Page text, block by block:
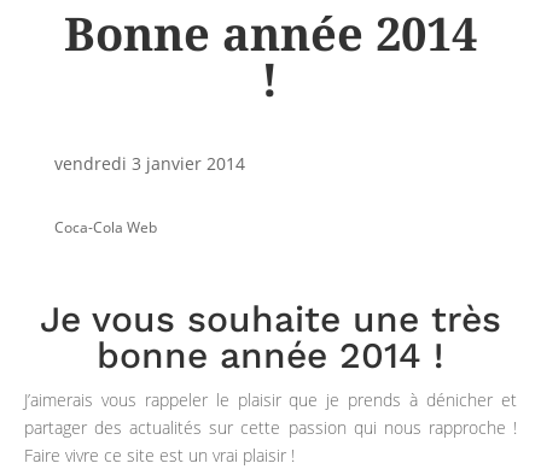
Bonne année 2014
!
vendredi 3 janvier 2014
Coca-Cola Web
Je vous souhaite une très
bonne année 2014 !
J’aimerais vous rappeler le plaisir que je prends à dénicher et
partager des actualités sur cette passion qui nous rapproche !
Faire vivre ce site est un vrai plaisir !